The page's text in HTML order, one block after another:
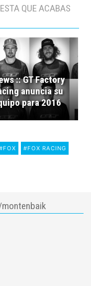
QUE ACABAS
:: GT Factory
anuncia su
para 2016
#FOX RACING